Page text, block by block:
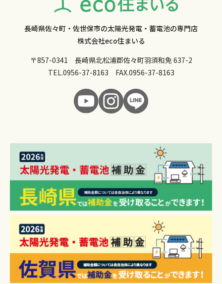
長崎県佐々町・佐世保市の太陽光発電・蓄電池の専門店
株式会社eco住まいる
〒857-0341 長崎県北松浦郡佐々町羽須和免 637-2
TEL.0956-37-8163 FAX.0956-37-8163